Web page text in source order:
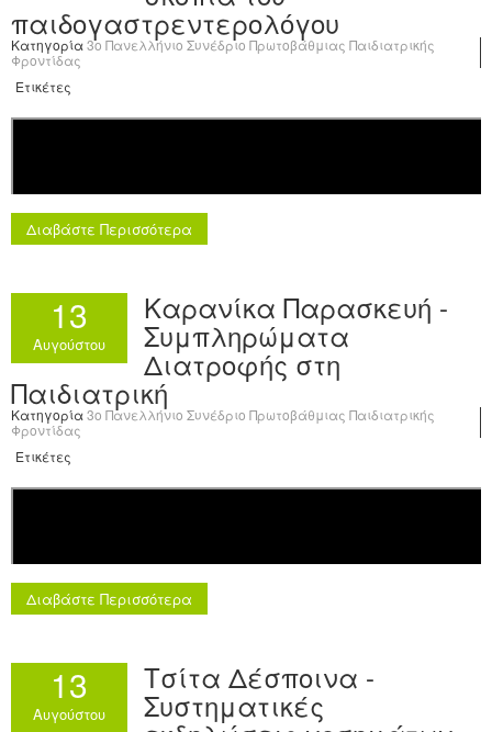
παιδογαστρεντερολόγου
Κατηγορία3o Πανελλήνιο Συνέδριο Πρωτοβάθμιας Παιδιατρικής
Φροντίδας
Ετικέτες
Διαβάστε Περισσότερα
13
Αυγούστου
Καρανίκα Παρασκευή -
Συμπληρώματα
Διατροφής στη
Παιδιατρική
Κατηγορία3o Πανελλήνιο Συνέδριο Πρωτοβάθμιας Παιδιατρικής
Φροντίδας
Ετικέτες
Διαβάστε Περισσότερα
13
Αυγούστου
Τσίτα Δέσποινα -
Συστηματικές